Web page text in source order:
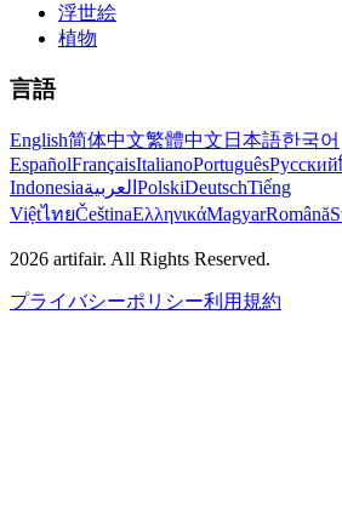
浮世絵
植物
言語
English简体中文繁體中文 日本語한국어
EspañolFrançaisItalianoPortuguêsРусский
Indonesiaالعربية PolskiDeutschTiếng
ViệtไทยČeštinaΕλληνικάMagyarRomână
2026 artifair. All Rights Reserved.
プライバシーポリシー利用規約